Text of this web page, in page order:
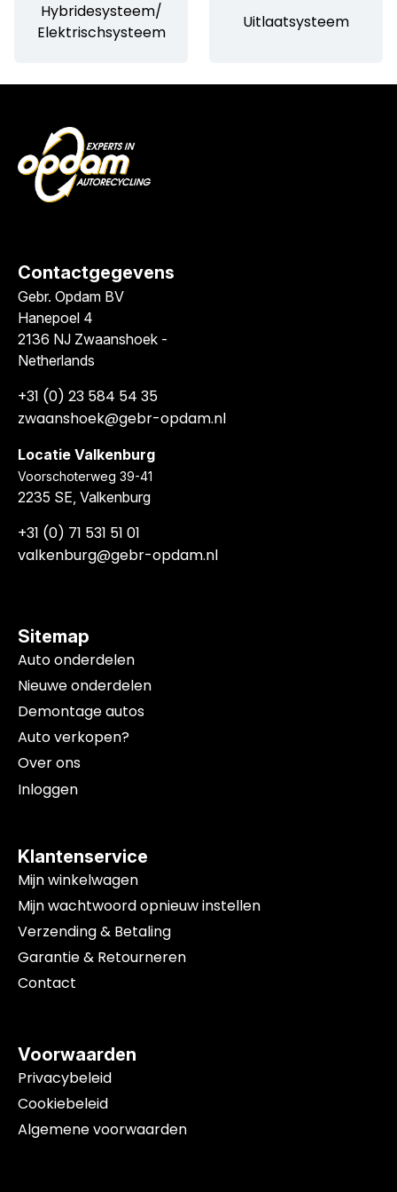
Hybridesysteem/
Elektrischsysteem
Uitlaatsysteem
Contactgegevens
Gebr. Opdam BV
Hanepoel 4
2136 NJ Zwaanshoek -
Netherlands
+31 (0) 23 584 54 35
zwaanshoek@gebr-opdam.nl
Locatie Valkenburg
Voorschoterweg 39-41
2235 SE, Valkenburg
+31 (0) 71 531 51 01
valkenburg@gebr-opdam.nl
Sitemap
Auto onderdelen
Nieuwe onderdelen
Demontage autos
Auto verkopen?
Over ons
Inloggen
Klantenservice
Mijn winkelwagen
Mijn wachtwoord opnieuw instellen
Verzending & Betaling
Garantie & Retourneren
Contact
Voorwaarden
Privacybeleid
Cookiebeleid
Algemene voorwaarden